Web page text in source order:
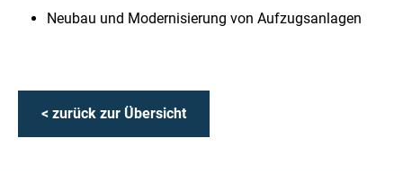
Neubau und Modernisierung von Aufzugsanlagen
< zurück zur Übersicht